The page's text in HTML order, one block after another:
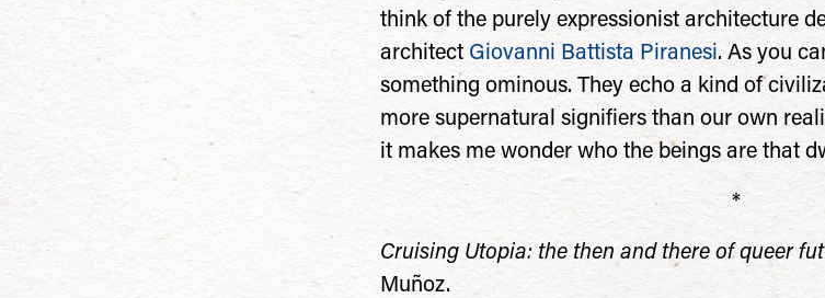
think of the purely expressionist architecture
architect Giovanni Battista Piranesi. As you
something ominous. They echo a kind of
more supernatural signifiers than our own
it makes me wonder who the beings are that
*
Cruising Utopia: the then and there of queer
Muñoz.